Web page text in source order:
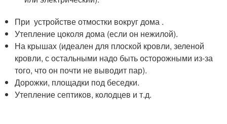
При устройстве отмостки вокруг дома .
Утепление цоколя дома (если он нежилой).
На крышах (идеален для плоской кровли, зеленой
кровли, с остальными надо быть осторожными из-за
того, что он почти не выводит пар).
Дорожки, площадки под беседки.
Утепление септиков, колодцев и т.д.